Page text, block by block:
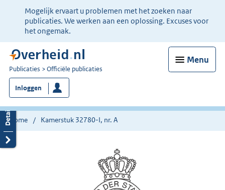
Ter
informatie:
Mogelijk ervaart u problemen met het zoeken naar
publicaties. We werken aan een oplossing. Excuses voor
het ongemak.
Menu
U
bent
nu
hier:
Publicaties Officiële publicaties
Inloggen
Home Kamerstuk 32780-I, nr. A